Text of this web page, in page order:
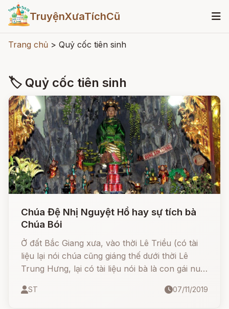
TruyệnXưaTíchCũ
Trang chủ > Quỷ cốc tiên sinh
🏷 Quỷ cốc tiên sinh
Chúa Đệ Nhị Nguyệt Hồ hay sự tích bà
Chúa Bói
Ở đất Bắc Giang xưa, vào thời Lê Triều (có tài
liệu lại nói chúa cũng giáng thế dưới thời Lê
Trung Hưng, lại có tài liệu nói bà là con gái nuôi
chị em thôn nữ, phụ mẫu đoản mệnh qua đời từ
ST 07/11/2019